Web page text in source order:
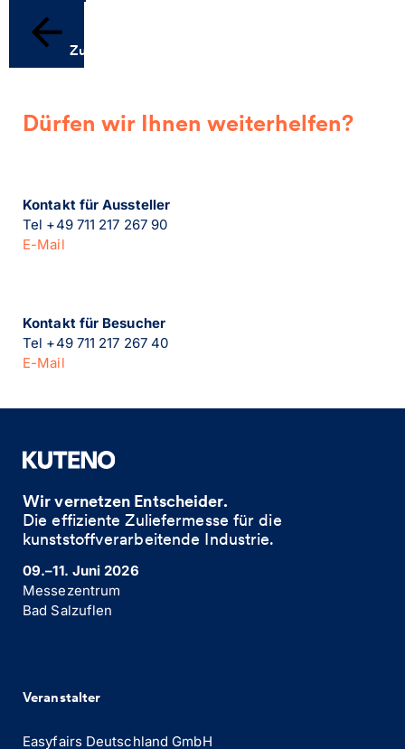
Zurück
Dürfen wir Ihnen weiterhelfen?
Kontakt für Aussteller
Tel +49 711 217 267 90
E-Mail
Kontakt für Besucher
Tel +49 711 217 267 40
E-Mail
Wir vernetzen Entscheider.
Die effiziente Zuliefermesse für die
kunststoffverarbeitende Industrie. ​
09.–11. Juni 2026
Messezentrum
Bad Salzuflen
Veranstalter
Easyfairs Deutschland GmbH